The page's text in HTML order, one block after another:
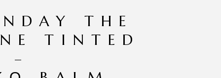
THE
TINTED
–